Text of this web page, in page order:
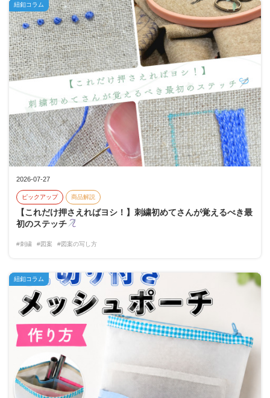
2026-07-27
ピックアップ 商品解説
【これだけ押さえればヨシ！】刺繍初めてさんが覚えるべき最
初のステッチ
#刺繍 #図案 #図案の写し方
紐釦コラム
紐釦コラム